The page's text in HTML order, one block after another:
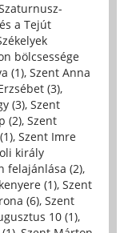
a Tejút
bölcsessége
(1), Szent Anna
(3),
(3), Szent
(2), Szent
, Szent Imre
király
felajánlása (2),
(1), Szent
(6), Szent
10 (1),